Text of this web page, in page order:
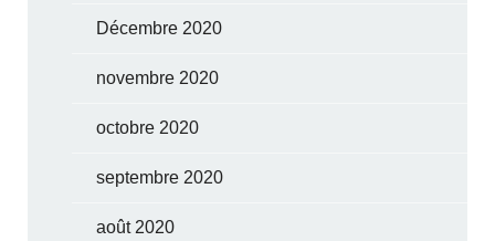
Décembre 2020
novembre 2020
octobre 2020
septembre 2020
août 2020